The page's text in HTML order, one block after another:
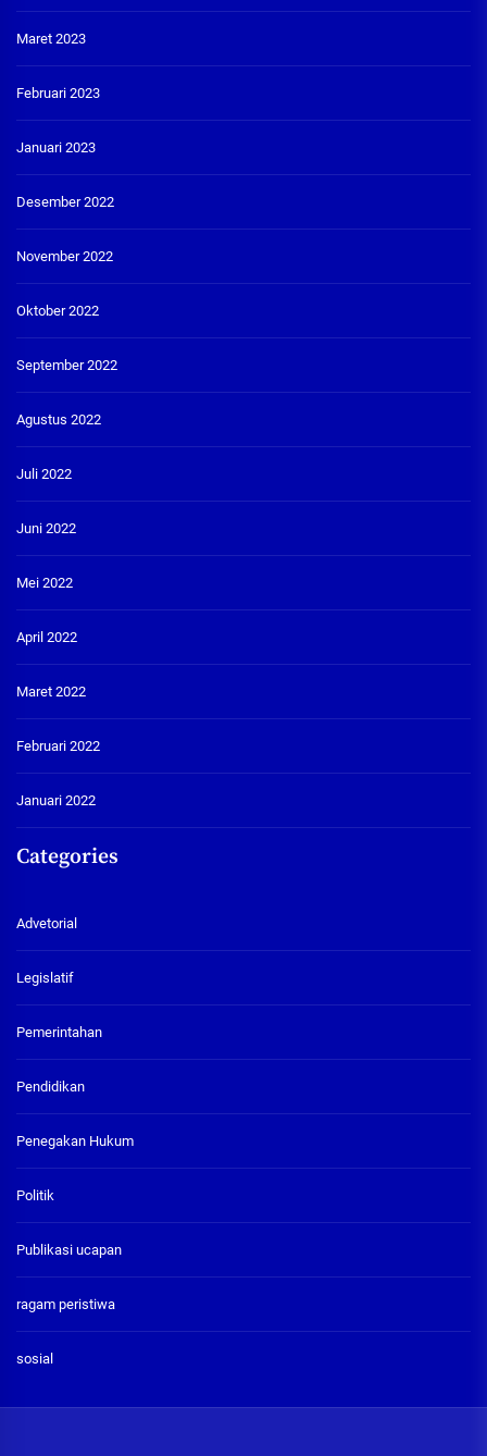
Maret 2023
Februari 2023
Januari 2023
Desember 2022
November 2022
Oktober 2022
September 2022
Agustus 2022
Juli 2022
Juni 2022
Mei 2022
April 2022
Maret 2022
Februari 2022
Januari 2022
Categories
Advetorial
Legislatif
Pemerintahan
Pendidikan
Penegakan Hukum
Politik
Publikasi ucapan
ragam peristiwa
sosial